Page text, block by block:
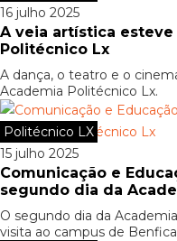
16 julho 2025
A veia artística
Politécnico Lx
A dança, o teatro e o
Academia Politécnico Lx.
Politécnico LX
15 julho 2025
Comunicação e
segundo dia da
O segundo dia da
visita ao campus de